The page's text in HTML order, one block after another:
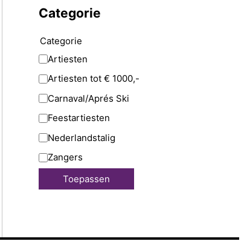
Categorie
Categorie
Artiesten
Artiesten tot € 1000,-
Carnaval/Aprés Ski
Feestartiesten
Nederlandstalig
Zangers
Toepassen